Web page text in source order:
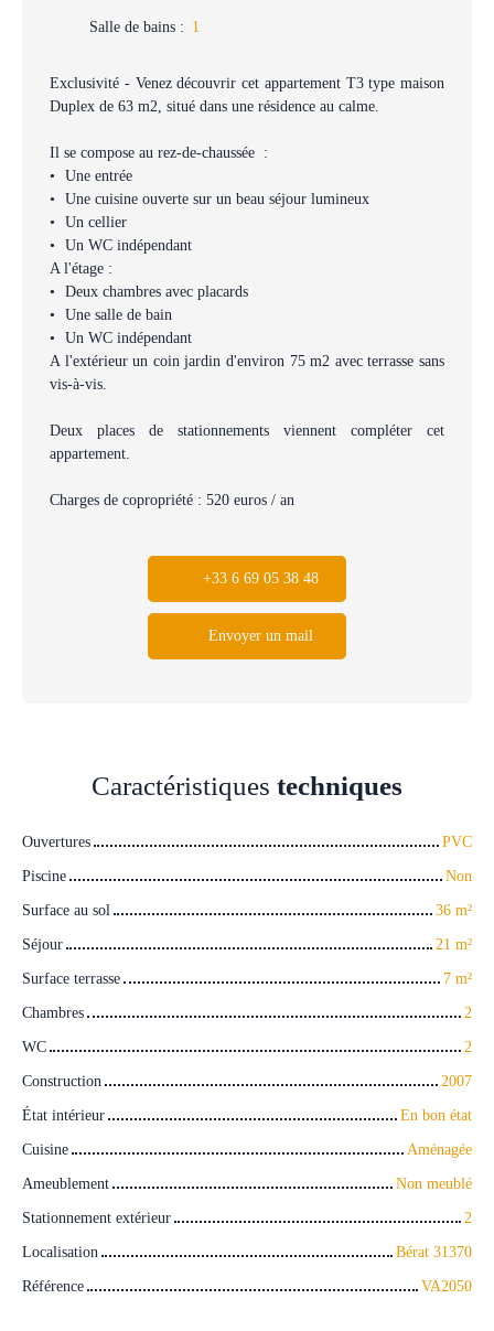
Salle de bains : 1
Exclusivité - Venez découvrir cet appartement T3 type maison
Duplex de 63 m2, situé dans une résidence au calme.
Il se compose au rez-de-chaussée :
Une entrée
Une cuisine ouverte sur un beau séjour lumineux
Un cellier
Un WC indépendant
A l'étage :
Deux chambres avec placards
Une salle de bain
Un WC indépendant
A l'extérieur un coin jardin d'environ 75 m2 avec terrasse sans
vis-à-vis.
Deux places de stationnements viennent compléter cet
appartement.
Charges de copropriété : 520 euros / an
+33 6 69 05 38 48
Envoyer un mail
Caractéristiques techniques
Ouvertures
PVC
Piscine
Non
Surface au sol
36 m²
Séjour
21 m²
Surface terrasse
7 m²
Chambres
2
WC
2
Construction
2007
État intérieur
En bon état
Cuisine
Aménagée
Ameublement
Non meublé
Stationnement extérieur
2
Localisation
Bérat 31370
Référence
VA2050